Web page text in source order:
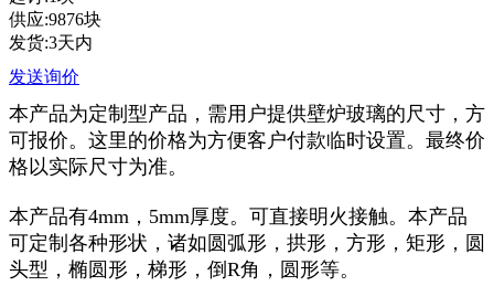
供应:9876块
发货:3天内
发送询价
本产品为定制型产品，需用户提供壁炉玻璃的尺寸，方
可报价。这里的价格为方便客户付款临时设置。最终价
格以实际尺寸为准。
本产品有4mm，5mm厚度。可直接明火接触。本产品
可定制各种形状，诸如圆弧形，拱形，方形，矩形，圆
头型，椭圆形，梯形，倒R角，圆形等。